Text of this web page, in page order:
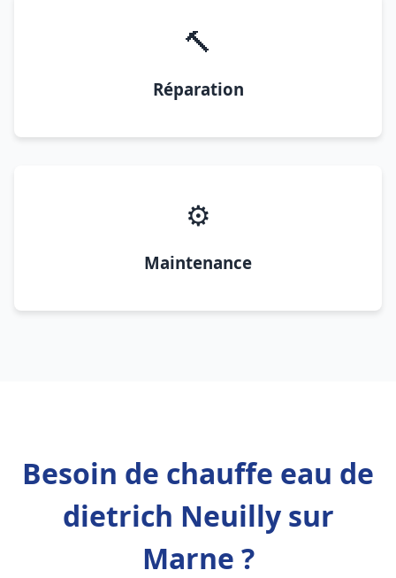
🔨
Réparation
⚙️
Maintenance
Besoin de chauffe eau de
dietrich Neuilly sur
Marne ?